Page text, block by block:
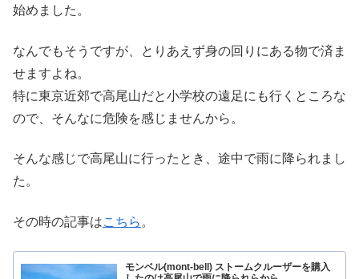
始めました。
なんでもそうですが、とりあえず身の回りにある物で済ま
せますよね。
特に東京近郊で高尾山だと小学校の遠足にも行くところな
ので、そんなに危険を感じませんから。
そんな感じで高尾山に行ったとき、途中で雨に降られまし
た。
その時の記事はこちら 。
モンベル(mont-bell) ストームクルーザーを購入